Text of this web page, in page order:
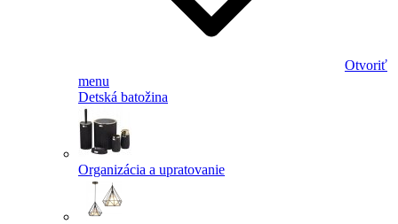
Otvoriť
menu
Detská batožina
Organizácia a upratovanie